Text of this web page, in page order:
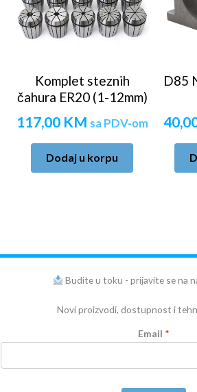
Komplet steznih
čahura ER20 (1-12mm)
117,00 KM sa PDV-om
Dodaj u korpu
D85
Budite u toku - prijavite se na
Novi proizvodi, dostupnost i
Email *